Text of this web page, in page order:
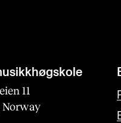
11
Norway